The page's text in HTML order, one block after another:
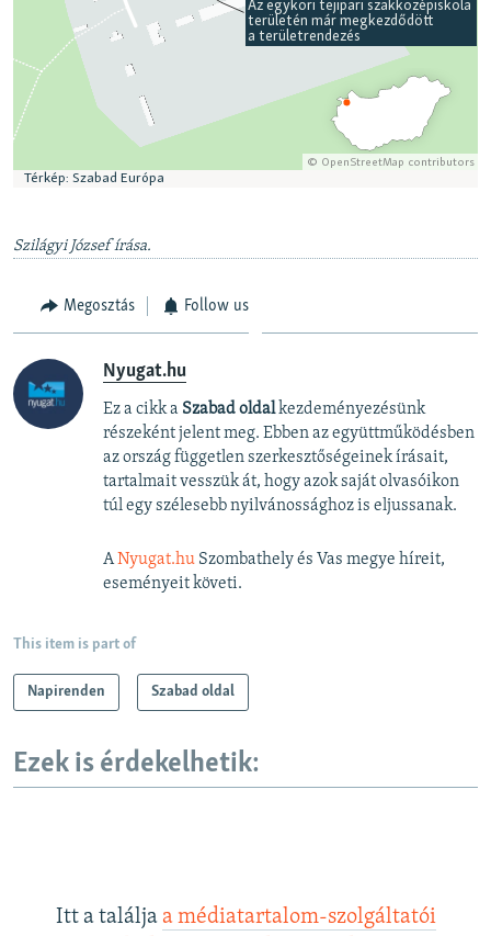
Szilágyi József írása.
Megosztás Follow us
Nyugat.hu
Ez a cikk a Szabad oldalkezdeményezésünk
részeként jelent meg. Ebben az együttműködésben
az ország független szerkesztőségeinek írásait,
tartalmait vesszük át, hogy azok saját olvasóikon
túl egy szélesebb nyilvánossághoz is eljussanak.
ANyugat.hu Szombathely és Vas megye híreit,
eseményeit követi.
This item is part of
Napirenden Szabad oldal
Ezek is érdekelhetik:
Itt a találja a médiatartalom-szolgáltatói